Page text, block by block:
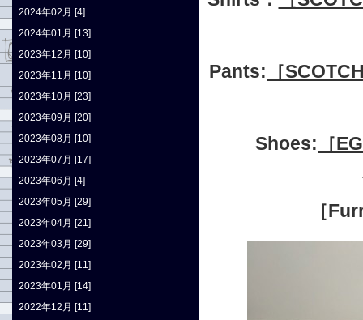
Pants: ［
Shoes: ［
［
2024年02月 [4]
2024年01月 [13]
2023年12月 [10]
2023年11月 [10]
2023年10月 [23]
2023年09月 [20]
2023年08月 [10]
2023年07月 [17]
2023年06月 [4]
2023年05月 [29]
2023年04月 [21]
2023年03月 [29]
2023年02月 [11]
2023年01月 [14]
2022年12月 [11]